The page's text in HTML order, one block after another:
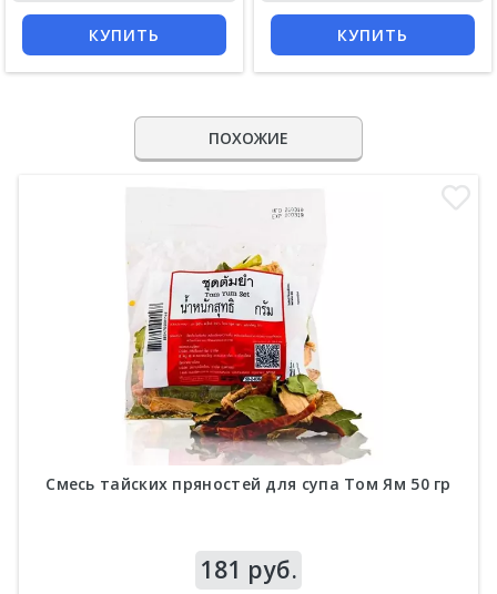
КУПИТЬ КУПИТЬ
ПОХОЖИЕ
Смесь тайских пряностей для супа Том Ям 50 гр
181 руб.